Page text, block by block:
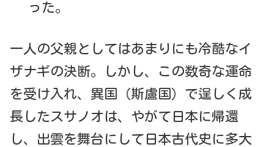
った。
一人の父親としてはあまりにも冷酷なイ
ザナギの決断。しかし、この数奇な運命
を受け入れ、異国（斯盧国）で逞しく成
長したスサノオは、やがて日本に帰還
し、出雲を舞台にして日本古代史に多大